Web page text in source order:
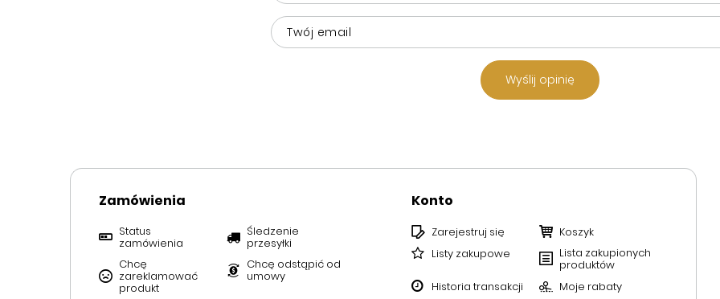
Twój email
Wyślij opinię
Zamówienia
Status
zamówienia
Śledzenie
przesyłki
Chcę
zareklamować
produkt
Chcę odstąpić od
umowy
Konto
Zarejestruj się
Koszyk
Listy zakupowe
Lista zakupionych
produktów
Historia transakcji
Moje rabaty